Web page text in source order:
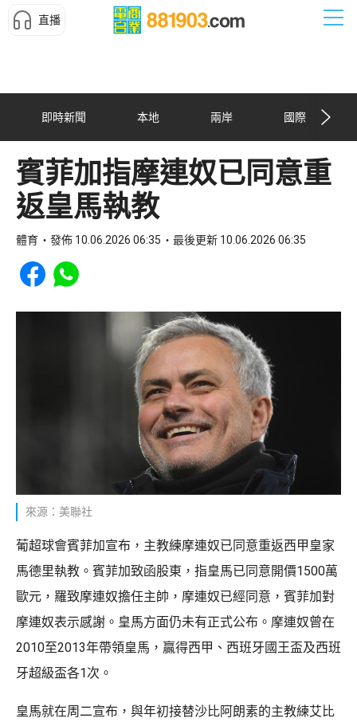
直播
即時新聞 本地 兩岸 國際
賓菲加指摩連奴已同意重
返皇馬執教
體育 發佈 10.06.2026 06:35 最後更新 10.06.2026 06:35
Share to Facebook
Share to WhatsApp
來源：美聯社
葡超球會賓菲加宣布，主教練摩連奴已同意重返西甲皇家
馬德里執教。賓菲加致函股東，指皇馬已同意開價1500萬
歐元，羅致摩連奴擔任主帥，摩連奴已經同意，賓菲加對
摩連奴表示感謝。皇馬方面仍未有正式公布。摩連奴曾在
2010至2013年帶領皇馬，贏得西甲、西班牙國王盃及西班
牙超級盃各1次。
皇馬就在周二宣布，與年初接替沙比阿朗素的主教練艾比